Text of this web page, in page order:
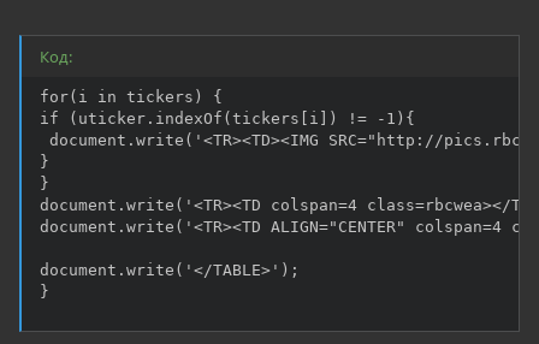
Код:
for(i in tickers) {
if (uticker.indexOf(tickers[i]) != -1){
document.write('<TR><TD><IMG SRC="http://
}
}
document.write('<TR><TD colspan=4 class=rbcwea></
document.write('<TR><TD ALIGN="CENTER"
document.write('</TABLE>');
}